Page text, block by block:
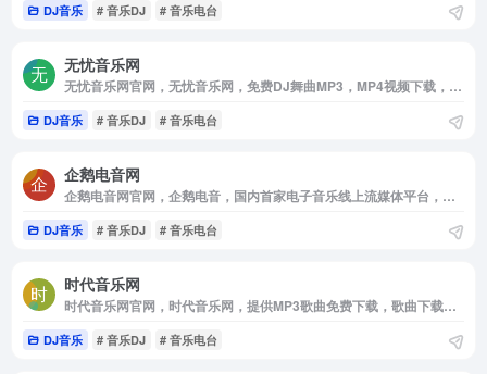
DJ音乐 # 音乐DJ # 音乐电台
无忧音乐网
无忧音乐网官网，无忧音乐网，免费DJ舞曲MP3，MP4视频下载，收录了网上最新歌曲和流行音乐，网络歌曲，好听的歌，非主流音乐，经典老歌，搞笑歌曲，儿童歌曲，英文歌曲等。是您寻找好听的歌首选网站
DJ音乐 # 音乐DJ # 音乐电台
企鹅电音网
企鹅电音网官网，企鹅电音，国内首家电子音乐线上流媒体平台，它拥有很多有共同爱好的朋友在彼此交流，分享和感受音乐所给他们带来的快乐。电音帝国顶级，权威，专业的音乐态度！是一个集电子音乐，欧美潮流音乐，中国原创舞曲，小资音乐和网络音乐电台为主的高品质mp3分享平台，它也是国内外音乐达人，顶尖电子音乐人，各大名牌夜店的明星dj，音乐爱好者，都市时尚潮人的网络地。
DJ音乐 # 音乐DJ # 音乐电台
时代音乐网
时代音乐网官网，时代音乐网，提供MP3歌曲免费下载，歌曲下载，在线试听流行歌曲和好听的歌，经典老歌大全，伤感歌曲，非主流音乐，好听的英文歌曲，儿童歌曲，网络歌曲，最新歌曲下载，下歌曲听音乐，在线听歌曲尽在时代音乐网。
DJ音乐 # 音乐DJ # 音乐电台